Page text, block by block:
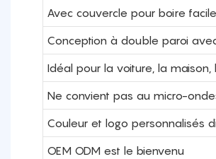
Avec couvercle pour boire
Conception à double paroi
Idéal pour la voiture, la
Ne convient pas au micro-
Couleur et logo personnalisés
OEM ODM est le bienvenu